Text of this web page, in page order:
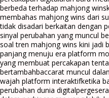
berbeda terhadap mahjong wins
membahas mahjong wins dari
tidak disadari berkaitan dengan
sinyal perubahan yang muncul
soal tren mahjong wins kini jadi
panjang menuju era platform
yang membuat percakapan
bertambahbaccarat muncul
wajah platform interaktifketika
perubahan dunia digital